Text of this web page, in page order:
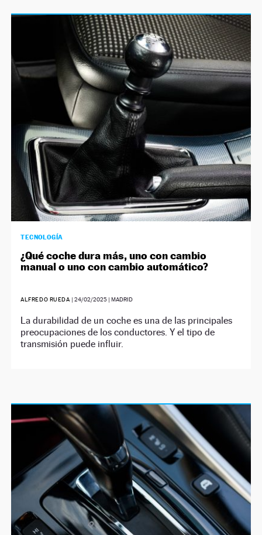
TECNOLOGÍA
¿Qué coche dura más, uno con cambio
manual o uno con cambio automático?
ALFREDO RUEDA | 24/02/2025| MADRID
La durabilidad de un coche es una de las principales
preocupaciones de los conductores. Y el tipo de
transmisión puede influir.